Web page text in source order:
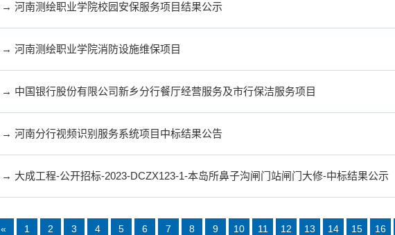
→ 河南测绘职业学院校园安保服务项目结果公示
→ 河南测绘职业学院消防设施维保项目
→ 中国银行股份有限公司新乡分行餐厅经营服务及市行保洁服务项目
→ 河南分行视频识别服务系统项目中标结果公告
→ 大成工程-公开招标-2023-DCZX123-1-本岛所鼻子沟闸门站闸门大修-中标结果公示
« 1 2 3 4 5 6 7 8 9 10 11 12 13 14 15 16